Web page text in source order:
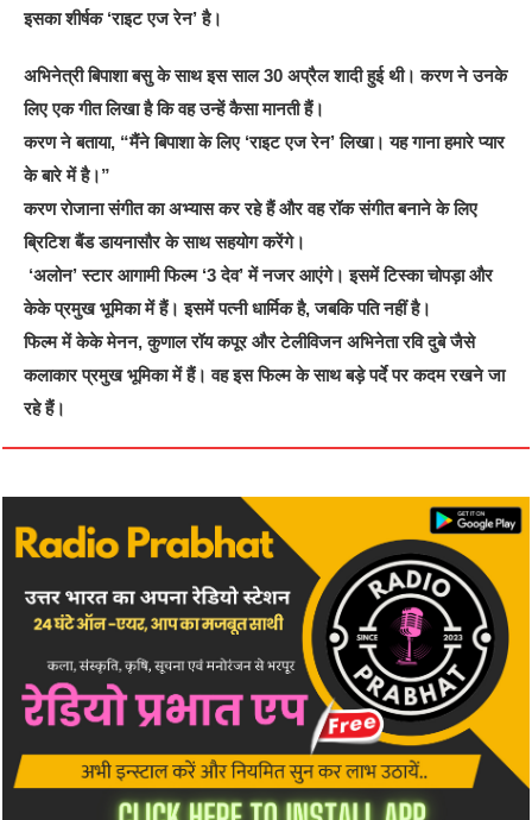
इसका शीर्षक ‘राइट एज रेन’ है।
अभिनेत्री बिपाशा बसु के साथ इस साल 30 अप्रैल शादी हुई थी। करण ने उनके
लिए एक गीत लिखा है कि वह उन्हें कैसा मानती हैं।
करण ने बताया, “मैंने बिपाशा के लिए ‘राइट एज रेन’ लिखा। यह गाना हमारे प्यार
के बारे में है।”
करण रोजाना संगीत का अभ्यास कर रहे हैं और वह रॉक संगीत बनाने के लिए
ब्रिटिश बैंड डायनासौर के साथ सहयोग करेंगे।
‘अलोन’ स्टार आगामी फिल्म ‘3 देव’ में नजर आएंगे। इसमें टिस्का चोपड़ा और
केके प्रमुख भूमिका में हैं। इसमें पत्नी धार्मिक है, जबकि पति नहीं है।
फिल्म में केके मेनन, कुणाल रॉय कपूर और टेलीविजन अभिनेता रवि दुबे जैसे
कलाकार प्रमुख भूमिका में हैं। वह इस फिल्म के साथ बड़े पर्दे पर कदम रखने जा
रहे हैं।